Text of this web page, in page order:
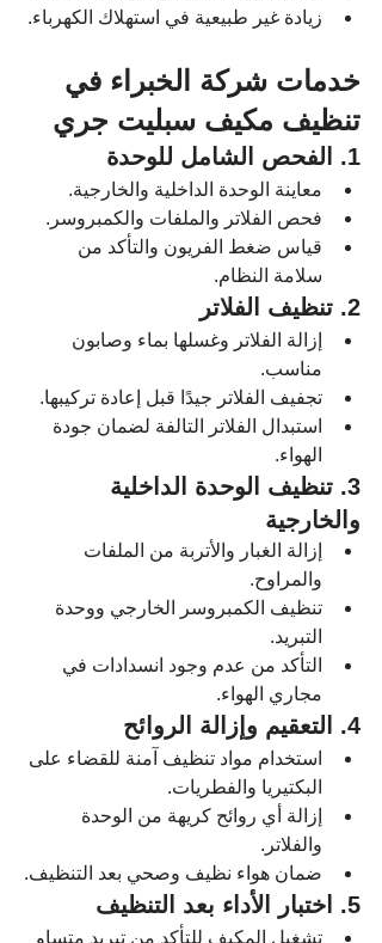
زيادة غير طبيعية في استهلاك الكهرباء.
خدمات شركة الخبراء في
تنظيف مكيف سبليت جري
1. الفحص الشامل للوحدة
معاينة الوحدة الداخلية والخارجية.
فحص الفلاتر والملفات والكمبروسر.
قياس ضغط الفريون والتأكد من
سلامة النظام.
2. تنظيف الفلاتر
إزالة الفلاتر وغسلها بماء وصابون
مناسب.
تجفيف الفلاتر جيدًا قبل إعادة تركيبها.
استبدال الفلاتر التالفة لضمان جودة
الهواء.
3. تنظيف الوحدة الداخلية
والخارجية
إزالة الغبار والأتربة من الملفات
والمراوح.
تنظيف الكمبروسر الخارجي ووحدة
التبريد.
التأكد من عدم وجود انسدادات في
مجاري الهواء.
4. التعقيم وإزالة الروائح
استخدام مواد تنظيف آمنة للقضاء على
البكتيريا والفطريات.
إزالة أي روائح كريهة من الوحدة
والفلاتر.
ضمان هواء نظيف وصحي بعد التنظيف.
5. اختبار الأداء بعد التنظيف
تشغيل المكيف للتأكد من تبريد متساوٍ